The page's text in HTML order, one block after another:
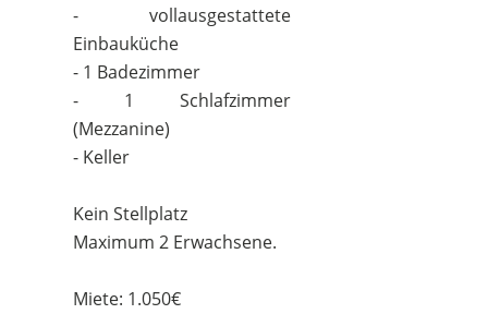
- vollausgestattete
Einbauküche
- 1 Badezimmer
- 1 Schlafzimmer
(Mezzanine)
- Keller
Kein Stellplatz
Maximum 2 Erwachsene.
Miete: 1.050€